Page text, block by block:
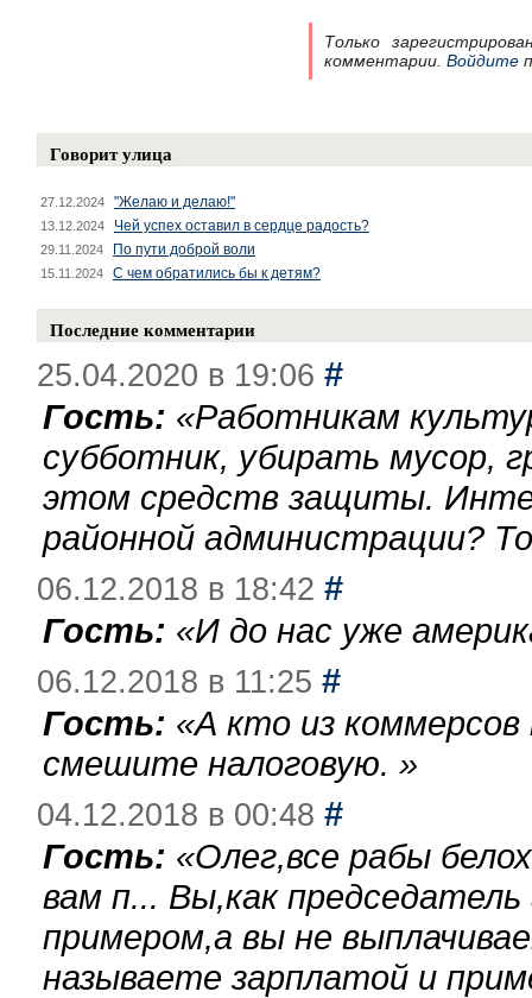
Только
комментарии. Войдите
Говорит улица
27.12.2024 "Желаю и делаю!"
13.12.2024 Чей успех оставил в сердце радость?
29.11.2024 По пути доброй воли
15.11.2024 С чем обратились бы к детям?
Последние комментарии
25.04.2020 в 19:06 #
Гость: «Работникам
субботник, убирать мусор,
этом средств защиты.
районной администрации?
06.12.2018 в 18:42 #
Гость: «И до нас уже
06.12.2018 в 11:25 #
Гость: «А кто из
смешите налоговую. »
04.12.2018 в 00:48 #
Гость: «Олег,все рабы
вам п... Вы,как
примером,а вы не
называете зарплатой и